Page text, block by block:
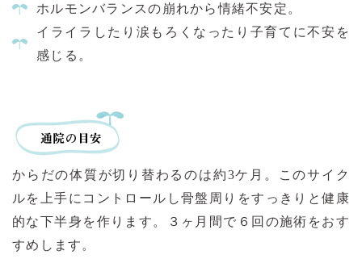
ホルモンバランスの崩れから情緒不安定。
イライラしたり涙もろくなったり子育てに不安を
感じる。
からだの体質が切り替わるのは約3ケ月。このサイク
ルを上手にコントロールし骨盤周りをすっきりと健康
的な下半身を作ります。３ヶ月間で６回の施術をおす
すめします。